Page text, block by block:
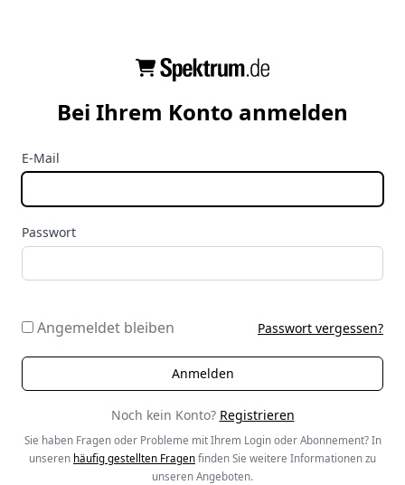
Bei Ihrem Konto anmelden
E-Mail
Passwort
Angemeldet bleiben Passwort vergessen?
Noch kein Konto? Registrieren
Sie haben Fragen oder Probleme mit Ihrem Login oder Abonnement? In
unseren häufig gestellten Fragen finden Sie weitere Informationen zu
unseren Angeboten.